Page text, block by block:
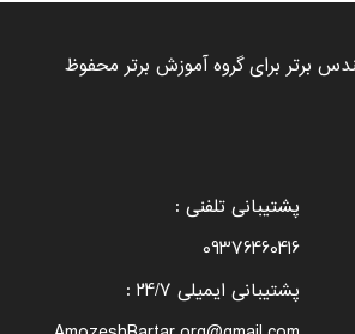
برتر برای گروهآموزش برترمحفوظ
پشتیبانی تلفنی :
09376460416
پشتیبانی ایمیلی 24/7 :